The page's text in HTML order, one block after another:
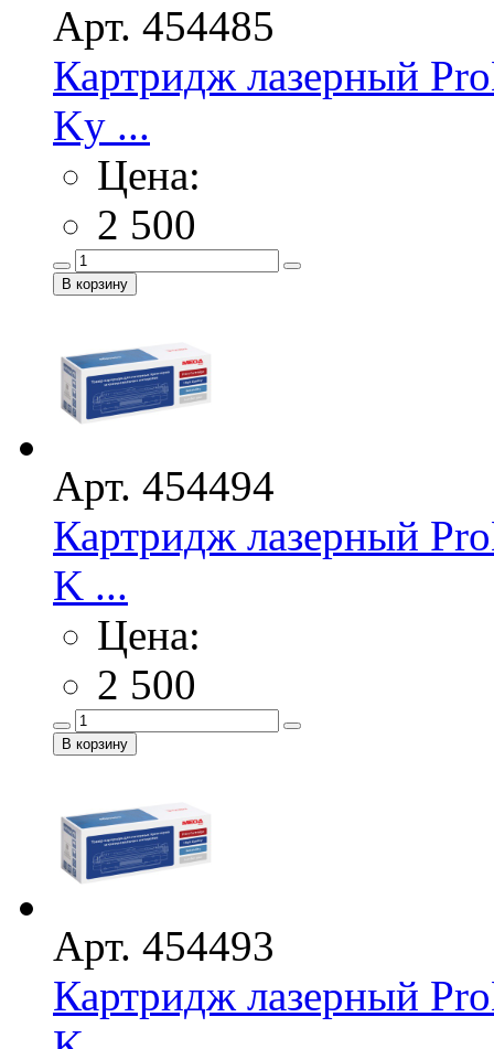
Арт. 454485
Картридж лазерный
Ky ...
Цена:
2 500
Арт. 454494
Картридж лазерный
K ...
Цена:
2 500
Арт. 454493
Картридж лазерный